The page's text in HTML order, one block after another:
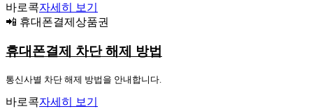
바로콕자세히 보기
📲 휴대폰결제상품권
휴대폰결제 차단 해제 방법
통신사별 차단 해제 방법을 안내합니다.
바로콕자세히 보기